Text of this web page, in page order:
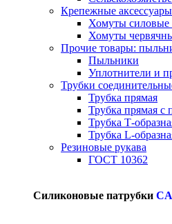
Крепежные аксессуары
Хомуты силовые
Хомуты
Прочие товары:
Пыльники
Уплотнители и
Трубки
Трубка прямая
Трубка прямая с
Трубка Т-
Трубка L-
Резиновые рукава
ГОСТ 10362
Силиконовые патрубки